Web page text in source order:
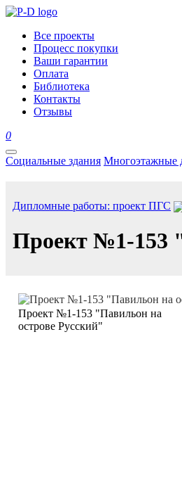
Все проекты
Процесс покупки
Ваши гарантии
Оплата
Библиотека
Контакты
Отзывы
0
Социальные здания Многоэтажные
Дипломные работы: проект ПГС
Проект №1-153
Проект №1-153 "Павильон на
острове Русский"